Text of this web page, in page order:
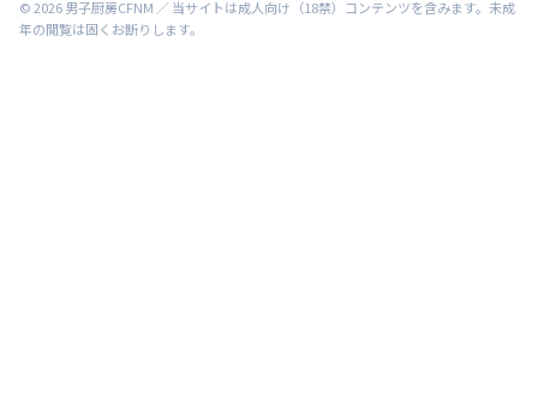
©2026男子厨房CFNM ／ 当サイトは成人向け（18禁）コンテンツを含みます。未成
年の閲覧は固くお断りします。